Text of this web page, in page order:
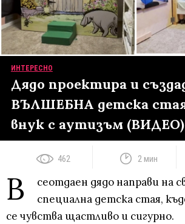
ИНТЕРЕСНО
Дядо проектира и
ВЪЛШЕБНА детска стая
внук с аутизъм (ВИДЕО)
462 2 мин
В
сеотдаен дядо направи на
специална детска стая,
се чувства щастливо и сигурно.